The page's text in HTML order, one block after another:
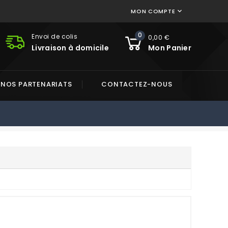
MON COMPTE 
0 0,00 €
Mon Panier
Envoi de colis
Livraison à domicile
NOS PARTENARIATS CONTACTEZ-NOUS